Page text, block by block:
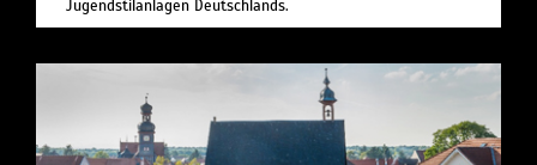
Jugendstilanlagen Deutschlands.